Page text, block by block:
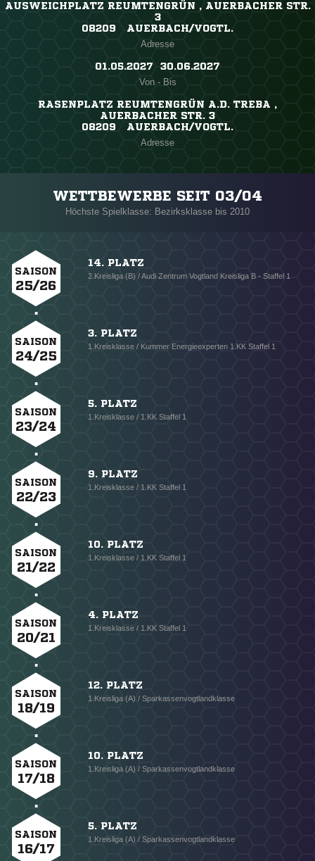
AUSWEICHPLATZ REUMTENGRÜN , AUERBACHER STR.
3
08209 AUERBACH/VOGTL.
Adresse
01.05.2027 ​ 30.06.2027
Von - Bis
RASENPLATZ REUMTENGRÜN A.D. TREBA ,
AUERBACHER STR. 3
08209 AUERBACH/VOGTL.
Adresse
WETTBEWERBE SEIT 03/04
Höchste Spielklasse: Bezirksklasse bis 2010
SAISON
25/26
14. PLATZ
2.Kreisliga (B) / Audi Zentrum Vogtland Kreisliga B - Staffel 1
SAISON
24/25
3. PLATZ
1.Kreisklasse / Kummer Energieexperten 1.KK Staffel 1
SAISON
23/24
5. PLATZ
1.Kreisklasse / 1.KK Staffel 1
SAISON
22/23
9. PLATZ
1.Kreisklasse / 1.KK Staffel 1
SAISON
21/22
10. PLATZ
1.Kreisklasse / 1.KK Staffel 1
SAISON
20/21
4. PLATZ
1.Kreisklasse / 1.KK Staffel 1
SAISON
18/19
12. PLATZ
1.Kreisliga (A) / Sparkassenvogtlandklasse
SAISON
17/18
10. PLATZ
1.Kreisliga (A) / Sparkassenvogtlandklasse
SAISON
16/17
5. PLATZ
1.Kreisliga (A) / Sparkassenvogtlandklasse